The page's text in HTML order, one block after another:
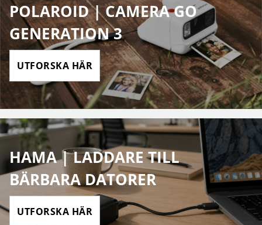
POLAROID | CAMERA GO
GENERATION 3
UTFORSKA HÄR
HAMA | LADDARE TILL
BÄRBARA DATORER
UTFORSKA HÄR